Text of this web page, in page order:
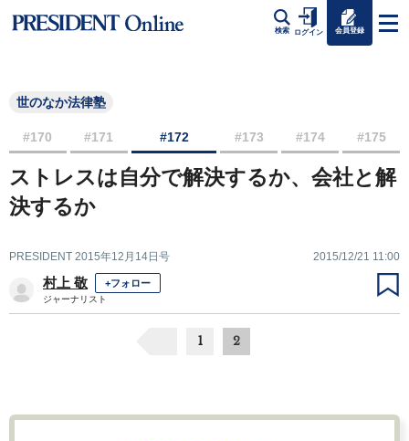
検索 ログイン 会員登録
世のなか法律塾
#170 #171 #172 #173 #174 #175
ストレスは自分で解決するか、会社と解
決するか
PRESIDENT 2015年12月14日号 2015/12/21 11:00
村上 敬 +フォロー
ジャーナリスト
1 2